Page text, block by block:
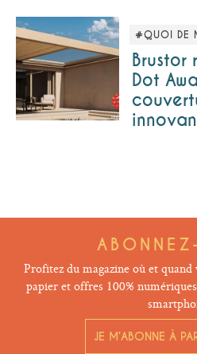
#QUOI DE
Brustor
Dot
Profitez du magazine où et
papier et offres 100%
JE M’ABONNE À